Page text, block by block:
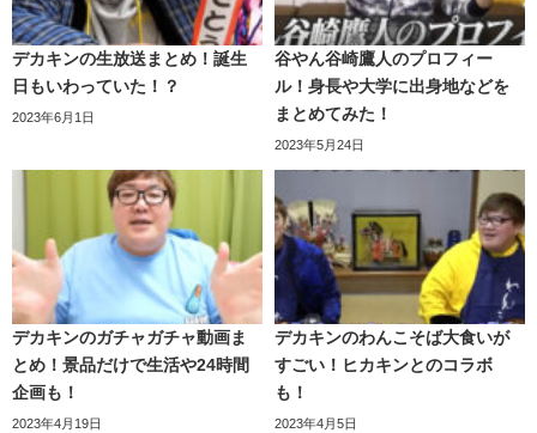
↑サムネイルも意味深に見えませんか?笑
「先輩YouTuberであるデカキンさんが好きなだけであって
(中略)彼女さんがいらっしゃる、デカキンではないデカキン
の部分は……」
か、デカキンさんが話しを遮ります。笑
結果、Like であってLoveではありませんでした!!
フラグ回収 とはなりませんでした… ドンマイ、デカキンさ
ん!!
デカキンの生放送まとめ！誕生
日もいわっていた！？
2023年6月1日
谷やん谷崎鷹人のプロフィー
ル！身長や大学に出身地などを
まとめてみた！
2023年5月24日
デカキンのガチャガチャ動画ま
とめ！景品だけで生活や24時間
企画も！
2023年4月19日
デカキンのわんこそば大食いが
すごい！ヒカキンとのコラボ
も！
2023年4月5日